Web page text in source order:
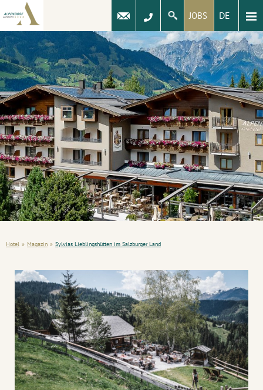
JOBS DE
Hotel » Magazin » Sylvias Lieblingshütten im Salzburger Land